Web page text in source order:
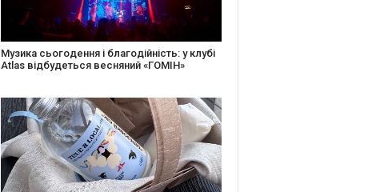
Створіть святкову листівку та допоможіть
стареньким: майстер-клас від БФ «Юлині